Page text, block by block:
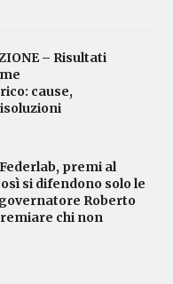
– Risultati
cause,
premi al
si difendono solo le
Roberto
chi non